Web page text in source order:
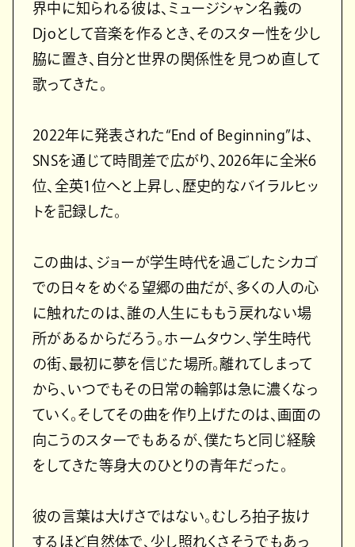
界中に知られる彼は、ミュージシャン名義の
Djoとして音楽を作るとき、そのスター性を少し
脇に置き、自分と世界の関係性を見つめ直して
歌ってきた。
2022年に発表された“End of Beginning”は、
SNSを通じて時間差で広がり、2026年に全米6
位、全英1位へと上昇し、歴史的なバイラルヒッ
トを記録した。
この曲は、ジョーが学生時代を過ごしたシカゴ
での日々をめぐる望郷の曲だが、多くの人の心
に触れたのは、誰の人生にももう戻れない場
所があるからだろう。ホームタウン、学生時代
の街、最初に夢を信じた場所。離れてしまって
から、いつでもその日常の輪郭は急に濃くなっ
ていく。そしてその曲を作り上げたのは、画面の
向こうのスターでもあるが、僕たちと同じ経験
をしてきた等身大のひとりの青年だった。
彼の言葉は大げさではない。むしろ拍子抜け
するほど自然体で、少し照れくさそうでもあっ